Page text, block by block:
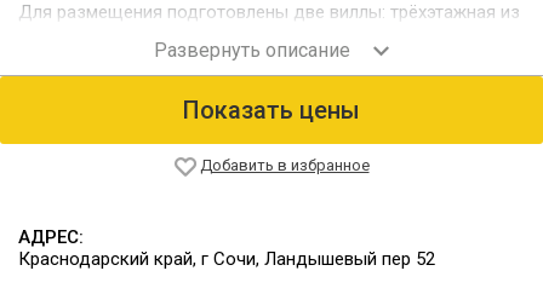
Для размещения подготовлены две виллы: трёхэтажная из
сруба на 20 человек и двухэтажная каменная на 8 мест.
Питание
Для самостоятельного питания в обоих коттеджах
оборудованы полноценные кухни и обеденные зоны.
Имеется выход на дикий галечный берег, также в шаговой
доступности расположена череда благоустроенных
Показать цены
Добавить в избранное
АДРЕС:
Краснодарский край, г Сочи, Ландышевый пер 52